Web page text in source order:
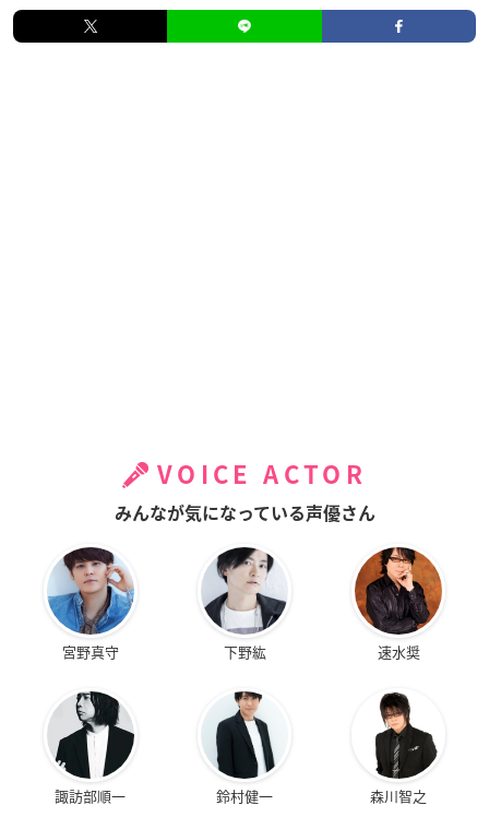
VOICE ACTOR
みんなが気になっている声優さん
宮野真守 下野紘 速水奨
諏訪部順一 鈴村健一 森川智之